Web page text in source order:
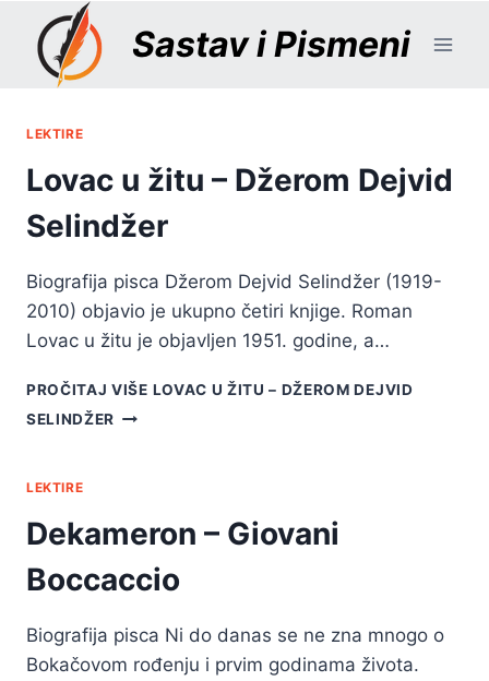
content
Sastav i Pismeni
LEKTIRE
Lovac u žitu – Džerom Dejvid
Selindžer
Biografija pisca Džerom Dejvid Selindžer (1919-
2010) objavio je ukupno četiri knjige. Roman
Lovac u žitu je objavljen 1951. godine, a…
PROČITAJ VIŠE LOVAC U ŽITU – DŽEROM DEJVID
SELINDŽER
LEKTIRE
Dekameron – Giovani
Boccaccio
Biografija pisca Ni do danas se ne zna mnogo o
Bokačovom rođenju i prvim godinama života.